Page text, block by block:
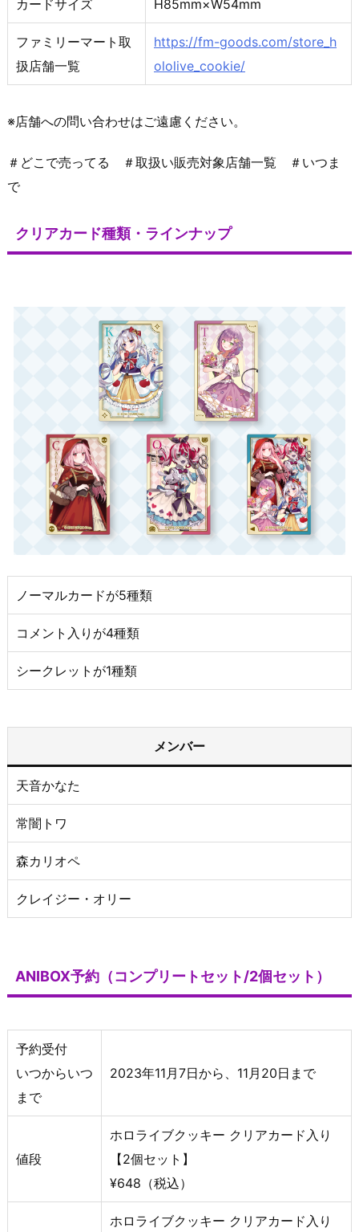
カードサイズ H85mm×W54mm
ファミリーマート取
扱店舗一覧
https://fm-goods.com/store_h
ololive_cookie/
※店舗への問い合わせはご遠慮ください。
＃どこで売ってる ＃取扱い販売対象店舗一覧 ＃いつま
で
クリアカード種類・ラインナップ
ノーマルカードが5種類
コメント入りが4種類
シークレットが1種類
メンバー
天音かなた
常闇トワ
森カリオペ
クレイジー・オリー
ANIBOX予約（コンプリートセット/2個セット）
予約受付
いつからいつ
まで
2023年11月7日から、11月20日まで
値段
ホロライブクッキー クリアカード入り
【2個セット】
¥648（税込）
ホロライブクッキー クリアカード入り